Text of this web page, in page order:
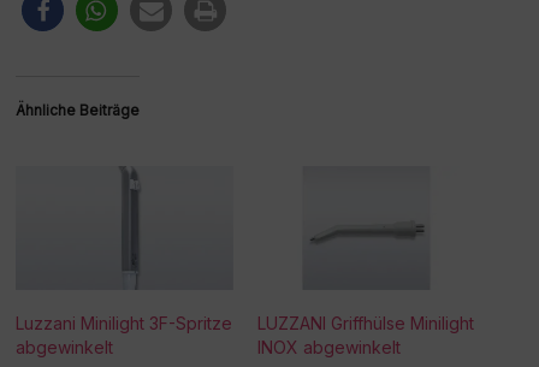
Ähnliche Beiträge
Luzzani Minilight 3F-Spritze
abgewinkelt
LUZZANI Griffhülse Minilight
INOX abgewinkelt